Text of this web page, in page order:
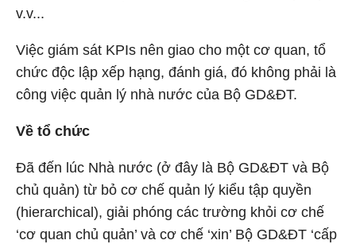
v.v...
Việc giám sát KPIs nên giao cho một cơ quan, tổ
chức độc lập xếp hạng, đánh giá, đó không phải là
công việc quản lý nhà nước của Bộ GD&ĐT.
Về tổ chức
Đã đến lúc Nhà nước (ở đây là Bộ GD&ĐT và Bộ
chủ quản) từ bỏ cơ chế quản lý kiểu tập quyền
(hierarchical), giải phóng các trường khỏi cơ chế
‘cơ quan chủ quản’ và cơ chế ‘xin’ Bộ GD&ĐT ‘cấp